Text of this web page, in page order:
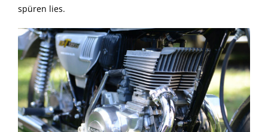
spüren lies.